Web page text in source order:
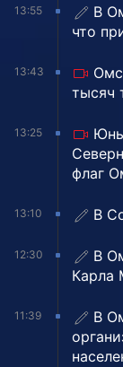
13:55
В
что
13:43
тысяч
13:25
флаг
13:10 В
12:30
В
Карла
11:39
В